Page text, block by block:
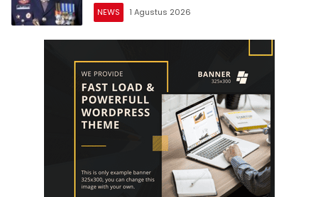
Dipercepat
NEWS 1 Agustus 2026